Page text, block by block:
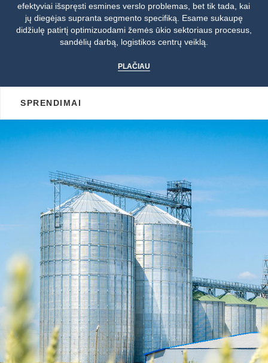
efektyviai išspręsti esmines verslo problemas, bet tik tada, kai
jų diegėjas supranta segmento specifiką. Esame sukaupę
didžiulę patirtį optimizuodami žemės ūkio sektoriaus procesus,
sandėlių darbą, logistikos centrų veiklą.
PLAČIAU
SPRENDIMAI